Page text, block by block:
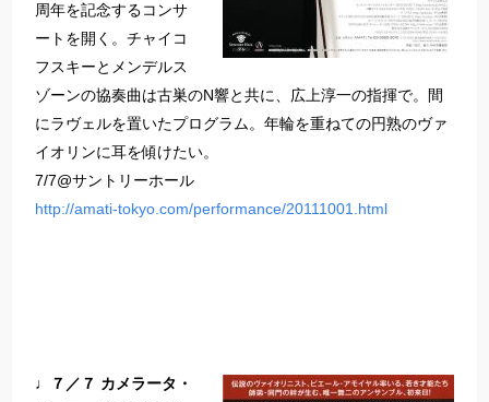
周年を記念するコンサ
ートを開く。チャイコ
フスキーとメンデルス
ゾーンの協奏曲は古巣のN響と共に、広上淳一の指揮で。間
にラヴェルを置いたプログラム。年輪を重ねての円熟のヴァ
イオリンに耳を傾けたい。
7/7@サントリーホール
http://amati-tokyo.com/performance/20111001.html
♩７／７ カメラータ・